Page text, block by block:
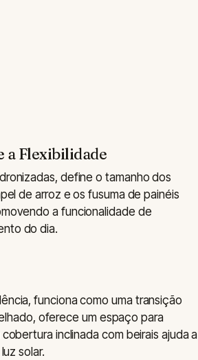
a Flexibilidade
define o tamanho dos
de arroz e os fusuma de painéis
a funcionalidade de
do dia.
funciona como uma transição
oferece um espaço para
inclinada com beirais ajuda a
solar.